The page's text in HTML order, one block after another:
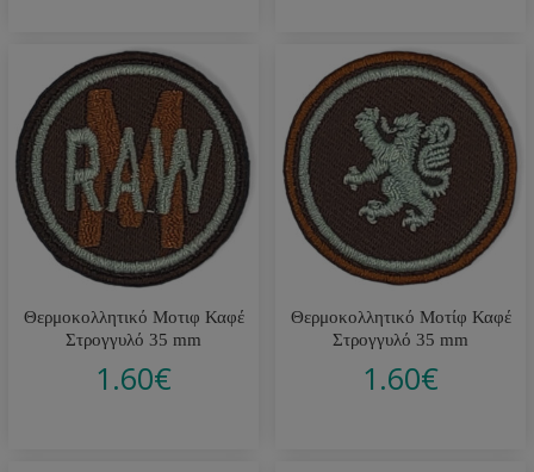
Θερμοκολλητικό Μοτιφ Καφέ
Στρογγυλό 35 mm
1.60€
Θερμοκολλητικό Μοτίφ Καφέ
Στρογγυλό 35 mm
1.60€